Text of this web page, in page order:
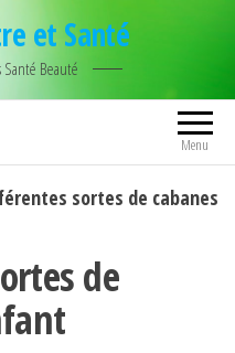
et Santé
Santé Beauté
Menu
sortes de cabanes
de